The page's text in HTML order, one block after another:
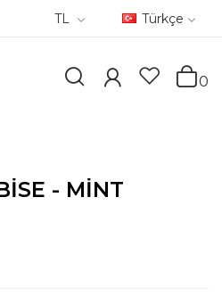
TL Türkçe
0
- MINT